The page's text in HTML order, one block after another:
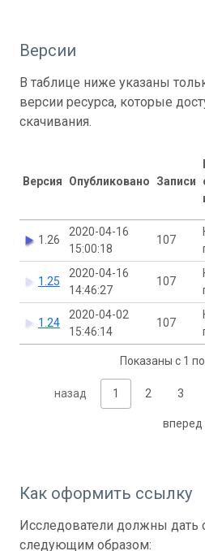
Версии
В таблице ниже указаны
версии ресурса, которые
скачивания.
Версия Опубликовано Записи
1.26
2020-04-16
15:00:18
107
1.25
2020-04-16
14:46:27
107
1.24
2020-04-02
15:46:14
107
Показаны с 1
назад 1 2 3
вперед
Как оформить ссылку
Исследователи должны дать
следующим образом: